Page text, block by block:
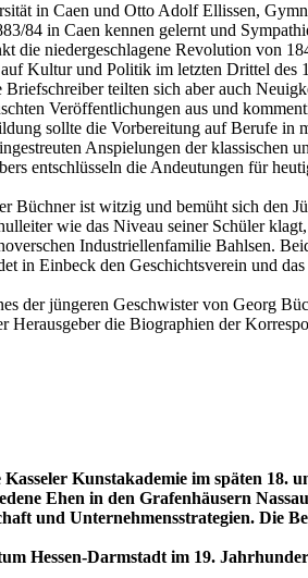
in Caen und Otto Adolf Ellissen,
84 in Caen kennen gelernt und
die niedergeschlagene Revolution von
Kultur und Politik im letzten Drittel
teilten sich aber auch
Veröffentlichungen aus und
sollte die Vorbereitung auf Berufe
Anspielungen der klassischen
entschlüsseln die Andeutungen für
ist witzig und bemüht sich den
wie das Niveau seiner Schüler
Industriellenfamilie Bahlsen.
in Einbeck den Geschichtsverein und
der jüngeren Geschwister von Georg
die Biographien der
Kunstakademie im späten 18.
Ehen in den Grafenhäusern
und Unternehmensstrategien.
Hessen-Darmstadt im 19.